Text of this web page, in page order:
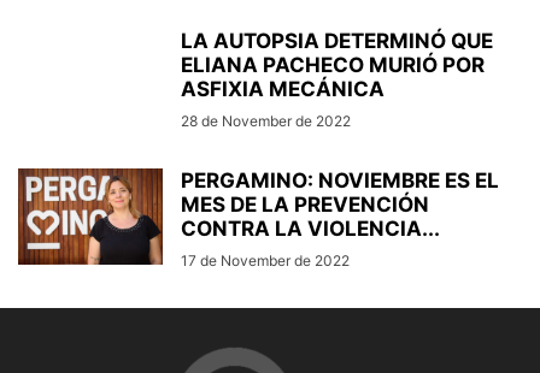
LA AUTOPSIA DETERMINÓ QUE
ELIANA PACHECO MURIÓ POR
ASFIXIA MECÁNICA
28 de November de 2022
PERGAMINO: NOVIEMBRE ES EL
MES DE LA PREVENCIÓN
CONTRA LA VIOLENCIA...
17 de November de 2022